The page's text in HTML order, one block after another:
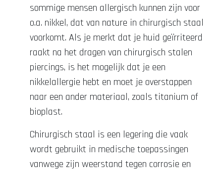
sommige mensen allergisch kunnen zijn voor
o.a. nikkel, dat van nature in chirurgisch staal
voorkomt. Als je merkt dat je huid geïrriteerd
raakt na het dragen van chirurgisch stalen
piercings, is het mogelijk dat je een
nikkelallergie hebt en moet je overstappen
naar een ander materiaal, zoals titanium of
bioplast.
Chirurgisch staal is een legering die vaak
wordt gebruikt in medische toepassingen
vanwege zijn weerstand tegen corrosie en